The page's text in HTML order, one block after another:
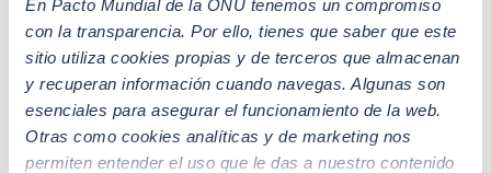
En Pacto Mundial de la ONU tenemos un compromiso
con la transparencia. Por ello, tienes que saber que este
sitio utiliza cookies propias y de terceros que almacenan
y recuperan información cuando navegas. Algunas son
esenciales para asegurar el funcionamiento de la web.
Otras como cookies analíticas y de marketing nos
permiten entender el uso que le das a nuestro contenido